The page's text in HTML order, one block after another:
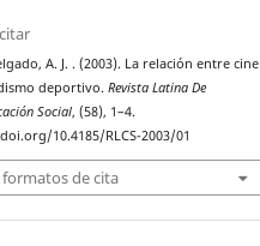
A. J. . (2003). La relación entre cine
deportivo.Revista Latina De
Social, (58), 1–4.
10.4185/RLCS-2003/01
formatos de cita